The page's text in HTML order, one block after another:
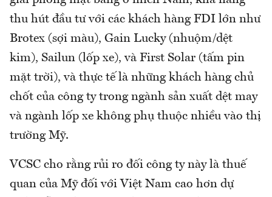
thu hút đầu tư với các khách hàng FDI lớn như
Brotex (sợi màu), Gain Lucky (nhuộm/dệt
kim), Sailun (lốp xe), và First Solar (tấm pin
mặt trời), và thực tế là những khách hàng chủ
chốt của công ty trong ngành sản xuất dệt may
và ngành lốp xe không phụ thuộc nhiều vào thị
trường Mỹ.
VCSC cho rằng rủi ro đối công ty này là thuế
quan của Mỹ đối với Việt Nam cao hơn dự